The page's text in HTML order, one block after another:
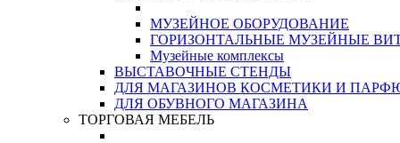
МУЗЕЙНОЕ ОБОРУДОВАНИЕ
ГОРИЗОНТАЛЬНЫЕ МУЗЕЙНЫЕ
Музейные комплексы
ВЫСТАВОЧНЫЕ СТЕНДЫ
ДЛЯ МАГАЗИНОВ КОСМЕТИКИ И
ДЛЯ ОБУВНОГО МАГАЗИНА
ТОРГОВАЯ МЕБЕЛЬ